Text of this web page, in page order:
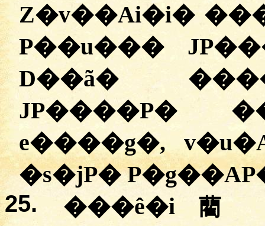
Z�v��Ai�i�
P��u���
D��ã�
JP����P�
e����g�,
�s�jP�
25.
���ê�i藺